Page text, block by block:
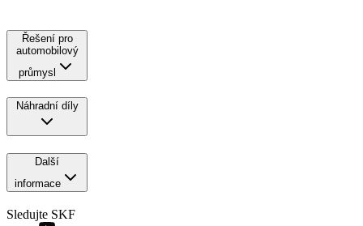
Řešení pro
automobilový
průmysl
Náhradní díly
Další
informace
Sledujte SKF